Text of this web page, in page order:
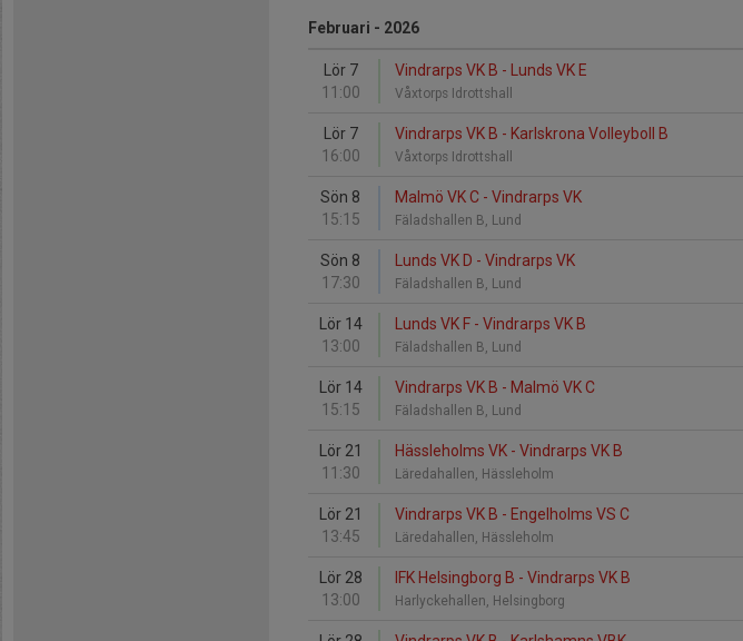
Februari - 2026
Lör 7
11:00
Vindrarps VK B - Lunds VK E
Våxtorps Idrottshall
Lör 7
16:00
Vindrarps VK B - Karlskrona Volleyboll B
Våxtorps Idrottshall
Sön 8
15:15
Malmö VK C - Vindrarps VK
Fäladshallen B, Lund
Sön 8
17:30
Lunds VK D - Vindrarps VK
Fäladshallen B, Lund
Lör 14
13:00
Lunds VK F - Vindrarps VK B
Fäladshallen B, Lund
Lör 14
15:15
Vindrarps VK B - Malmö VK C
Fäladshallen B, Lund
Lör 21
11:30
Hässleholms VK - Vindrarps VK B
Läredahallen, Hässleholm
Lör 21
13:45
Vindrarps VK B - Engelholms VS C
Läredahallen, Hässleholm
Lör 28
13:00
IFK Helsingborg B - Vindrarps VK B
Harlyckehallen, Helsingborg